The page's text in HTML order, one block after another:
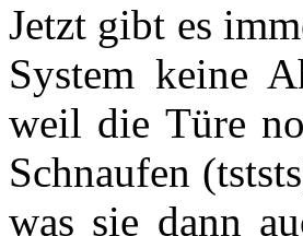
Jetzt gibt es
System keine
weil die Türe
Schnaufen
was sie dann